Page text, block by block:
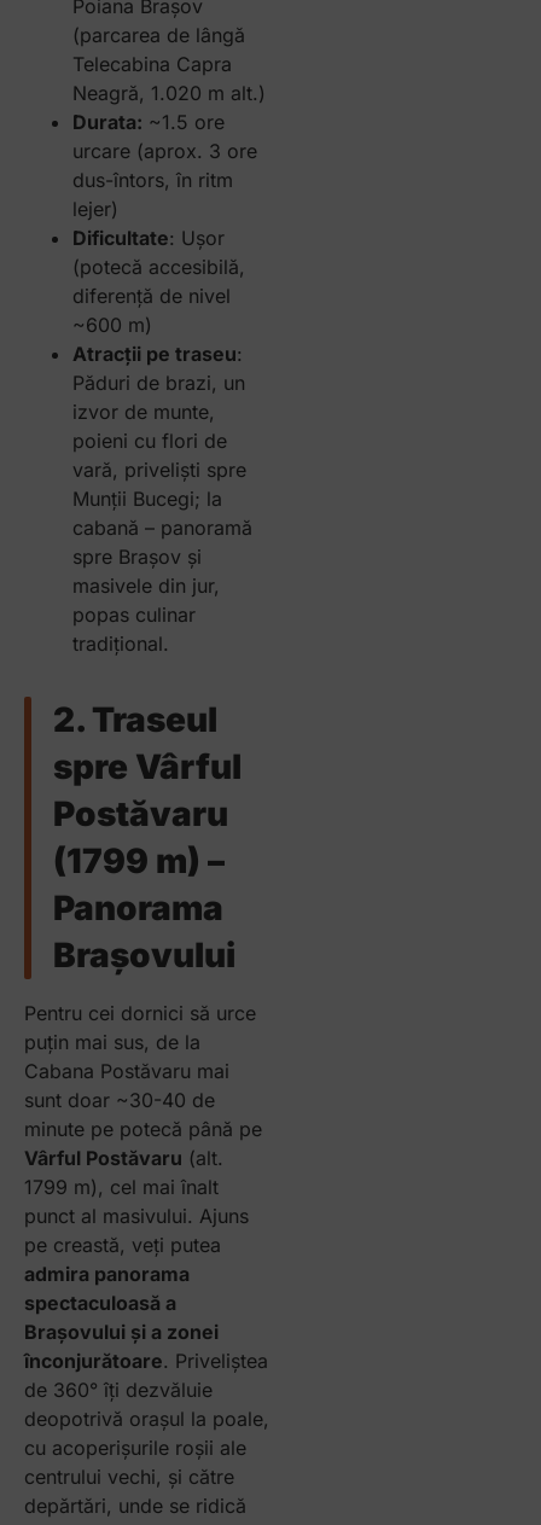
Poiana Brașov
(parcarea de lângă
Telecabina Capra
Neagră, 1.020 m alt.)
Durata: ~1.5 ore
urcare (aprox. 3 ore
dus-întors, în ritm
lejer)
Dificultate: Ușor
(potecă accesibilă,
diferență de nivel
~600 m)
Atracții pe traseu:
Păduri de brazi, un
izvor de munte,
poieni cu flori de
vară, priveliști spre
Munții Bucegi; la
cabană – panoramă
spre Brașov și
masivele din jur,
popas culinar
tradițional.
2. Traseul
spre Vârful
Postăvaru
(1799 m) –
Panorama
Brașovului
Pentru cei dornici să urce
puțin mai sus, de la
Cabana Postăvaru mai
sunt doar ~30-40 de
minute pe potecă până pe
Vârful Postăvaru (alt.
1799 m), cel mai înalt
punct al masivului. Ajuns
pe creastă, veți putea
admira panorama
spectaculoasă a
Brașovului și a zonei
înconjurătoare. Priveliștea
de 360° îți dezvăluie
deopotrivă orașul la poale,
cu acoperișurile roșii ale
centrului vechi, și către
depărtări, unde se ridică